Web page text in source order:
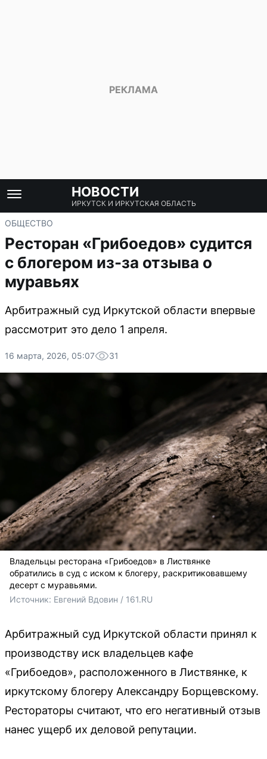
НОВОСТИ
ИРКУТСК И ИРКУТСКАЯ ОБЛАСТЬ
ОБЩЕСТВО
Ресторан «Грибоедов» судится
с блогером из-за отзыва о
муравьях
Арбитражный суд Иркутской области впервые
рассмотрит это дело 1 апреля.
16 марта, 2026, 05:07 31
Владельцы ресторана «Грибоедов» в Листвянке
обратились в суд с иском к блогеру, раскритиковавшему
десерт с муравьями.
Источник: Евгений Вдовин / 161.RU
Арбитражный суд Иркутской области принял к
производству иск владельцев кафе
«Грибоедов», расположенного в Листвянке, к
иркутскому блогеру Александру Борщевскому.
Рестораторы считают, что его негативный отзыв
нанес ущерб их деловой репутации.